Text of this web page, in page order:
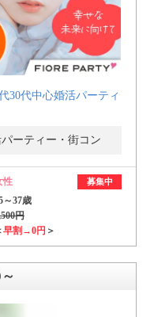
30代中心婚活パーティ
ーティー・街コン
性 募集中
～37歳
円
早割→0円 ＞